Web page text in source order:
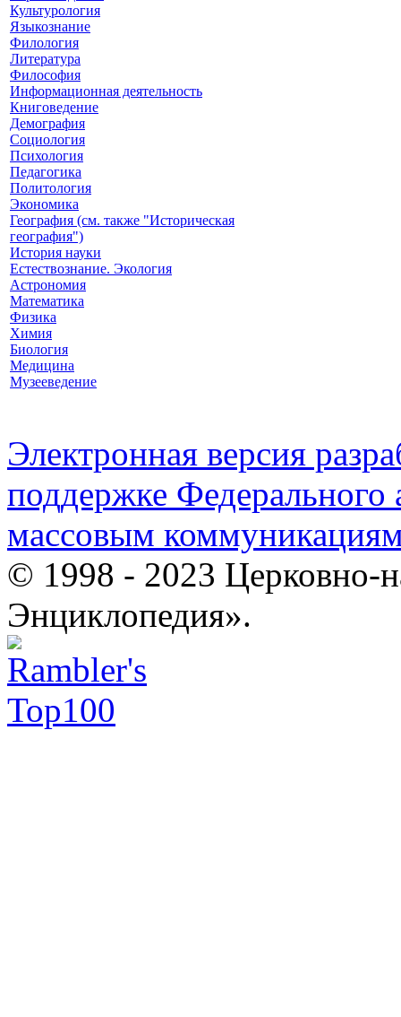
Культурология
Языкознание
Филология
Литература
Философия
Информационная деятельность
Книговедение
Демография
Социология
Психология
Педагогика
Политология
Экономика
География (см. также "Историческая
география")
История науки
Естествознание. Экология
Астрономия
Математика
Физика
Химия
Биология
Медицина
Музееведение
Электронная версия
поддержке Федерального
массовым
© 1998 - 2023 Церковно-
Энциклопедия».